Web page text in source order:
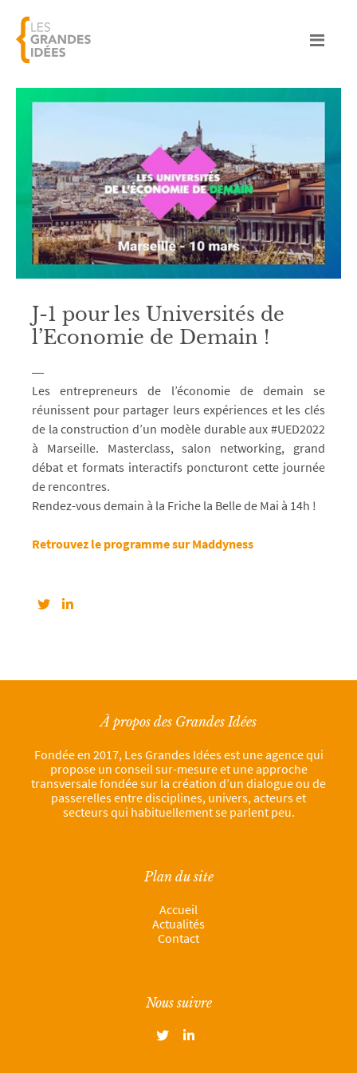
J-1 pour les Universités de
l’Economie de Demain !
Les entrepreneurs de l’économie de demain se
réunissent pour partager leurs expériences et les clés
de la construction d’un modèle durable aux #UED2022
à Marseille. Masterclass, salon networking, grand
débat et formats interactifs poncturont cette journée
de rencontres.
Rendez-vous demain à la Friche la Belle de Mai à 14h !
Retrouvez le programme sur Maddyness
À propos des Grandes Idées
Fondée en 2017, Les Grandes Idées est une agence qui
propose un conseil sur-mesure et une approche
transversale fondée sur la création d’un dialogue ou de
passerelles entre disciplines, univers, acteurs et
secteurs qui habituellement se parlent peu.
Plan du site
Accueil
Actualités
Contact
Nous suivre